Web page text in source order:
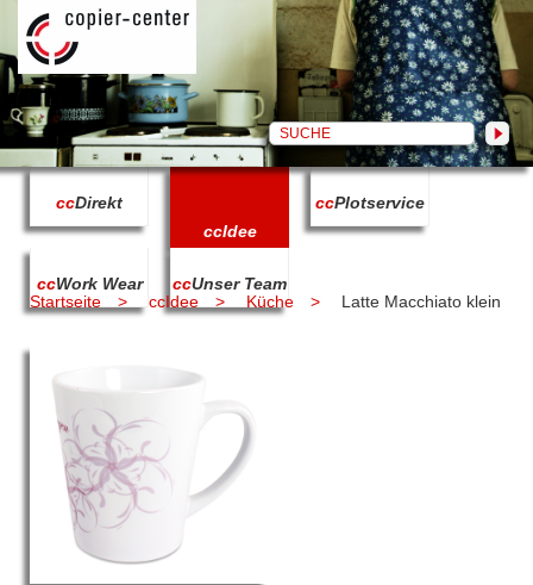
ccDirekt
ccIdee
ccPlotservice
ccWork Wear ccUnser Team
Startseite
ccIdee Küche Latte Macchiato klein